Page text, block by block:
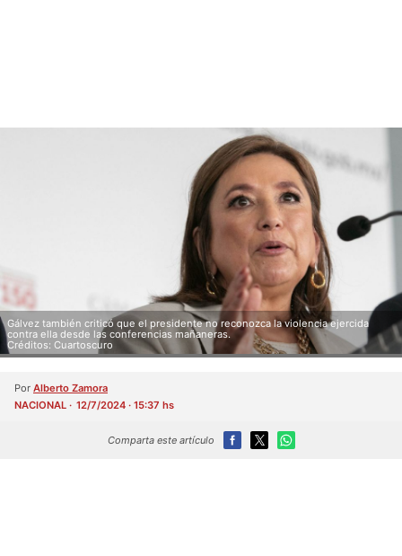
Gálvez también criticó que el presidente no reconozca la violencia ejercida
contra ella desde las conferencias mañaneras.
Créditos: Cuartoscuro
Por Alberto Zamora
NACIONAL
12/7/2024 · 15:37 hs
Comparta este artículo